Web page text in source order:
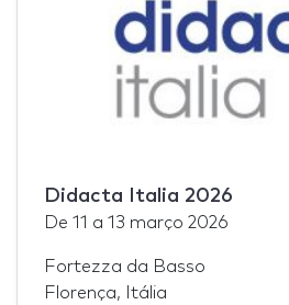
Didacta Italia 2026
De 11 a 13 março 2026
Fortezza da Basso
Florença, Itália